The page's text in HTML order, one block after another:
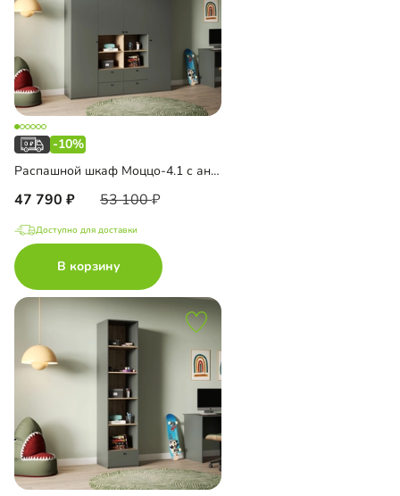
-10%
Распашной шкаф Моццо-4.1 с антресолью
47 790 53 100
Доступно для доставки
В корзину